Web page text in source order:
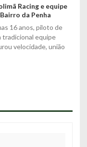
Racing e equipe
da Penha
16 anos, piloto de
tradicional equipe
velocidade, união